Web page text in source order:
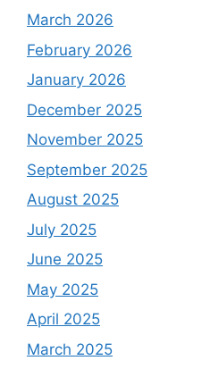
March 2026
February 2026
January 2026
December 2025
November 2025
September 2025
August 2025
July 2025
June 2025
May 2025
April 2025
March 2025